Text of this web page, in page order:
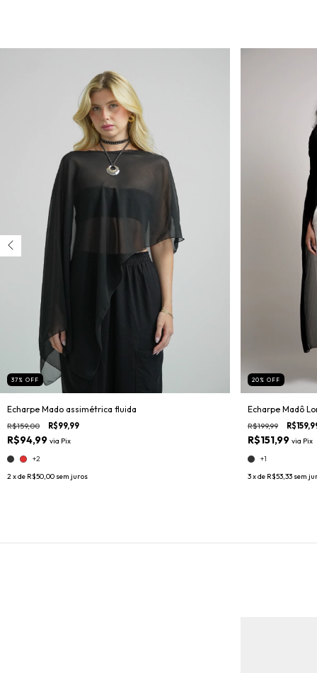
37 % OFF
Echarpe Mado assimétrica fluida
R$159,00 R$99,99
R$94,99 via Pix
+2
2x de R$50,00 sem juros
20 % OFF
Echarpe Madô
R$199,99
R$151,99 via Pix
+1
3x de R$53,33 sem